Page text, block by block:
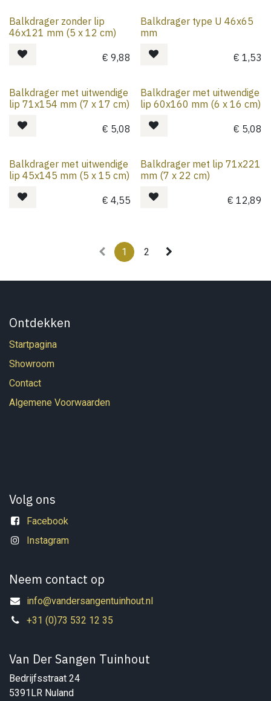
Balkdrager zonder lip
46x121 mm (5 x 12 cm)
€ 9,88
Balkdrager type U 46x65
mm
€ 1,53
Balkdrager met uitwendige
lip 71x154 mm (7 x 17 cm)
€ 5,08
Balkdrager met uitwendige
lip 60x160 mm (6 x 16 cm)
€ 5,08
Balkdrager met uitwendige
lip 45x145 mm (5 x 15 cm)
€ 4,55
Balkdrager met lip 71x221
mm (7 x 22 cm)
€ 12,89
1 2
Ontdekken
Startpagina
Showroom
Contact
Algemene Voorwaarden
Volg ons
Facebook
Instagram
Neem contact op
info@vandersangentuinhout.nl
+31 (0)73 532 12 35
Van Der Sangen Tuinhout
Bedrijfsstraat 24
5391LR Nuland